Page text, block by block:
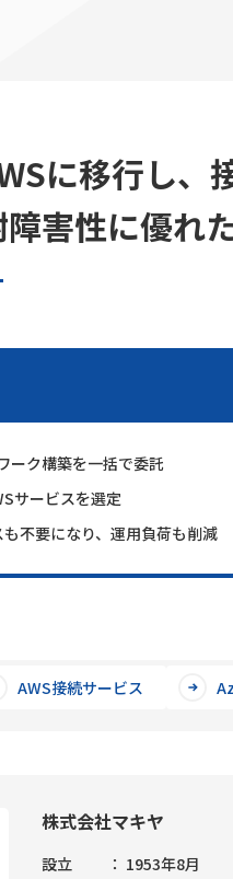
に移行し、
害性に優れ
ーク構築を一括で委託
サービスを選定
不要になり、運用負荷も削減
AWS接続サービス
株式会社マキヤ
設立
1953年8月